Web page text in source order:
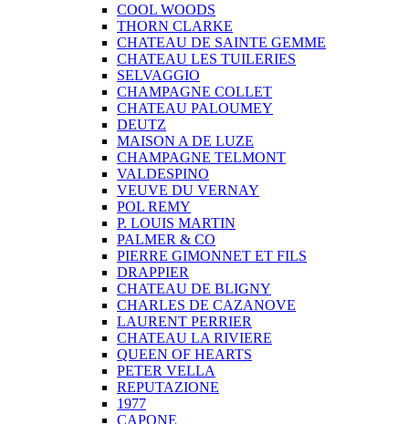
COOL WOODS
THORN CLARKE
CHATEAU DE SAINTE GEMME
CHATEAU LES TUILERIES
SELVAGGIO
CHAMPAGNE COLLET
CHATEAU PALOUMEY
DEUTZ
MAISON A DE LUZE
CHAMPAGNE TELMONT
VALDESPINO
VEUVE DU VERNAY
POL REMY
P. LOUIS MARTIN
PALMER & CO
PIERRE GIMONNET ET FILS
DRAPPIER
CHATEAU DE BLIGNY
CHARLES DE CAZANOVE
LAURENT PERRIER
CHATEAU LA RIVIERE
QUEEN OF HEARTS
PETER VELLA
REPUTAZIONE
1977
CAPONE